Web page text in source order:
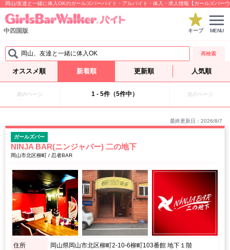
岡山/友達と一緒に体入OKのガールズバーバイト・アルバイト・体入・求人情報【ガールズバー
中四国版 キープ MENU
岡山、友達と一緒に体入OK 再検索
オススメ順 新着順 更新順 人気順
前のページ 1 - 5件（5件中） 次のページ
最終更新日：2026/8/7
ガールズバー
NINJA BAR(ニンジャバー) 二の地下
岡山市北区柳町 / 忍者BAR
住所 岡山県岡山市北区柳町2-10-6柳町103番館 地下１階